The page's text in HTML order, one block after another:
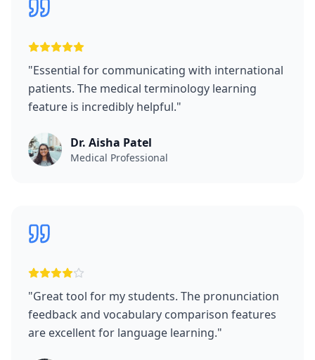
"Essential for communicating with international
patients. The medical terminology learning
feature is incredibly helpful."
Dr. Aisha Patel
Medical Professional
"Great tool for my students. The pronunciation
feedback and vocabulary comparison features
are excellent for language learning."